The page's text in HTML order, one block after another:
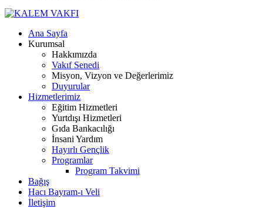
Ana Sayfa
Kurumsal
Hakkımızda
Vakıf Senedi
Misyon, Vizyon ve Değerlerimiz
Duyurular
Hizmetlerimiz
Eğitim Hizmetleri
Yurtdışı Hizmetleri
Gıda Bankacılığı
İnsani Yardım
Hayırlı Gençlik
Programlar
Program Takvimi
Bağış
Hacı Bayram-ı Veli
İletişim